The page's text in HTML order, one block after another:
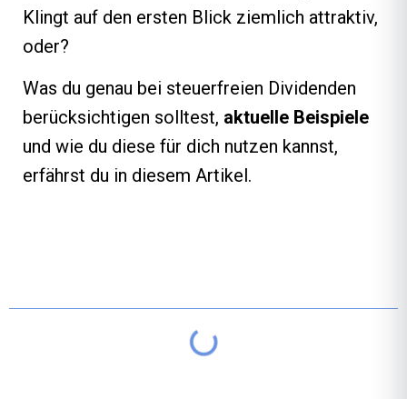
Klingt auf den ersten Blick ziemlich attraktiv,
oder?
Was du genau bei steuerfreien Dividenden
berücksichtigen solltest, aktuelle Beispiele
und wie du diese für dich nutzen kannst,
erfährst du in diesem Artikel.